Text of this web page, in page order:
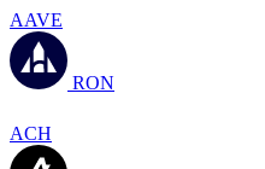
AAVE
RON
ACH